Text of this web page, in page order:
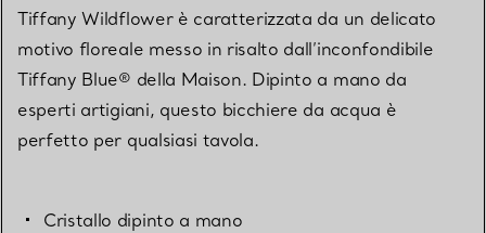
Tiffany Wildflower è caratterizzata da un delicato
motivo floreale messo in risalto dall’inconfondibile
Tiffany Blue® della Maison. Dipinto a mano da
esperti artigiani, questo bicchiere da acqua è
perfetto per qualsiasi tavola.
Cristallo dipinto a mano